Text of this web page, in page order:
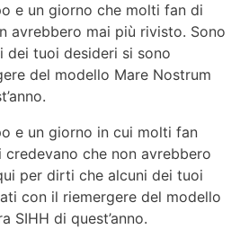
e un giorno che molti fan di
avrebbero mai più rivisto. Sono
dei tuoi desideri si sono
del modello Mare Nostrum
e un giorno in cui molti fan
i credevano che non avrebbero
per dirti che alcuni dei tuoi
con il riemergere del modello
SIHH di quest’anno.